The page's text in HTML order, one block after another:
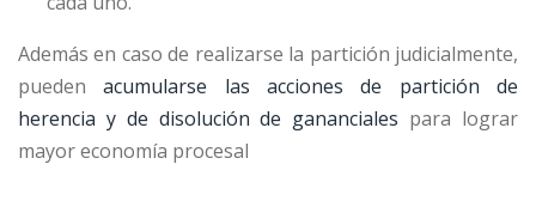
Además en caso de realizarse la partición judicialmente,
puedenacumularse las acciones de partición de
herencia y de disolución de gananciales para lograr
mayor economía procesal